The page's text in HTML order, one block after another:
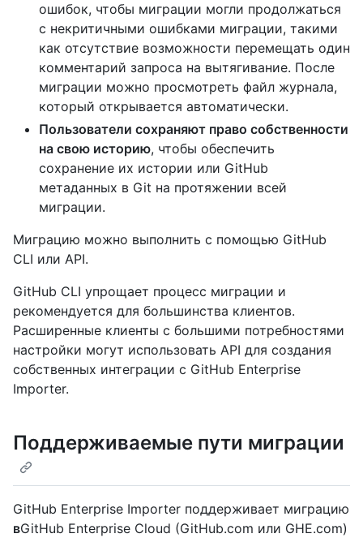
ошибок, чтобы миграции могли продолжаться
с некритичными ошибками миграции, такими
как отсутствие возможности перемещать один
комментарий запроса на вытягивание. После
миграции можно просмотреть файл журнала,
который открывается автоматически.
Пользователи сохраняют право собственности
на свою историю, чтобы обеспечить
сохранение их истории или GitHub
метаданных в Git на протяжении всей
миграции.
Миграцию можно выполнить с помощью GitHub
CLI или API.
GitHub CLI упрощает процесс миграции и
рекомендуется для большинства клиентов.
Расширенные клиенты с большими потребностями
настройки могут использовать API для создания
собственных интеграции с GitHub Enterprise
Importer.
Поддерживаемые пути миграции
GitHub Enterprise Importer поддерживает миграцию
вGitHub Enterprise Cloud (GitHub.com или GHE.com)